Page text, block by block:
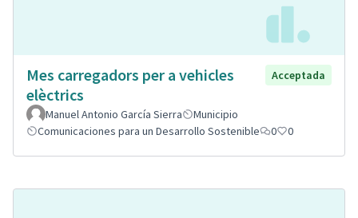
Mes carregadors per a vehicles
elèctrics
Acceptada
Manuel Antonio García Sierra
Municipio
Comunicaciones para un Desarrollo Sostenible
0 0